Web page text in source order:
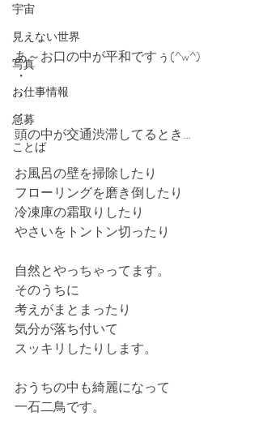
宇宙
見えない世界
写真
お仕事情報
急募
ことば
あ～お口の中が平和ですぅ(^w^)
・
・
・
頭の中が交通渋滞してるとき…
お風呂の壁を掃除したり
フローリングを磨き倒したり
冷凍庫の霜取りしたり
やさいをトントン切ったり
自然とやっちゃってます。
そのうちに
考えがまとまったり
気分が落ち付いて
スッキリしたりします。
おうちの中も綺麗になって
一石二鳥です。